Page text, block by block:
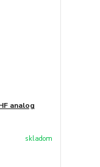
analog
skladom